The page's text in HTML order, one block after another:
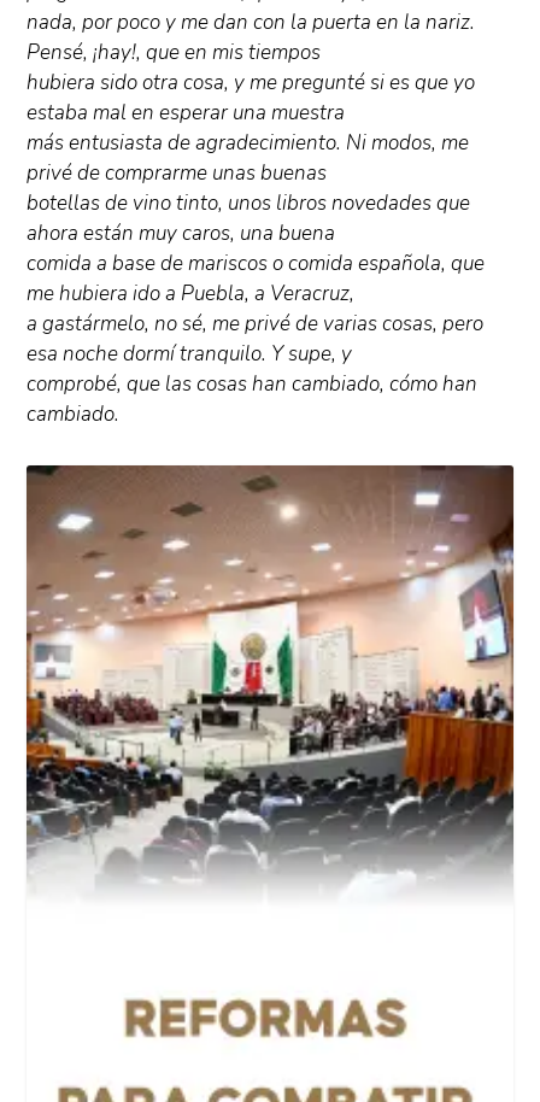
nada, por poco y me dan con la puerta en la nariz.
Pensé, ¡hay!, que en mis tiempos
hubiera sido otra cosa, y me pregunté si es que yo
estaba mal en esperar una muestra
más entusiasta de agradecimiento. Ni modos, me
privé de comprarme unas buenas
botellas de vino tinto, unos libros novedades que
ahora están muy caros, una buena
comida a base de mariscos o comida española, que
me hubiera ido a Puebla, a Veracruz,
a gastármelo, no sé, me privé de varias cosas, pero
esa noche dormí tranquilo. Y supe, y
comprobé, que las cosas han cambiado, cómo han
cambiado.